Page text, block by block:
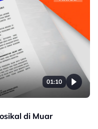
01:10
di Muar